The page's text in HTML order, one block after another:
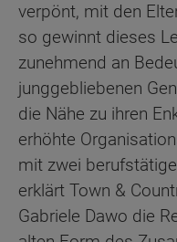
verpönt, mit den
so gewinnt dieses
zunehmend an
junggebliebenen
die Nähe zu ihren
erhöhte
mit zwei
erklärt Town &
Gabriele Dawo die